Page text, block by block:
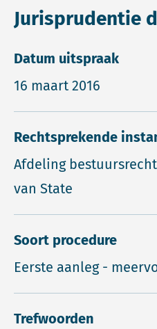
Jurisprudentie
Datum uitspraak
16 maart 2016
Rechtsprekende
Afdeling
van State
Soort procedure
Eerste aanleg -
Trefwoorden